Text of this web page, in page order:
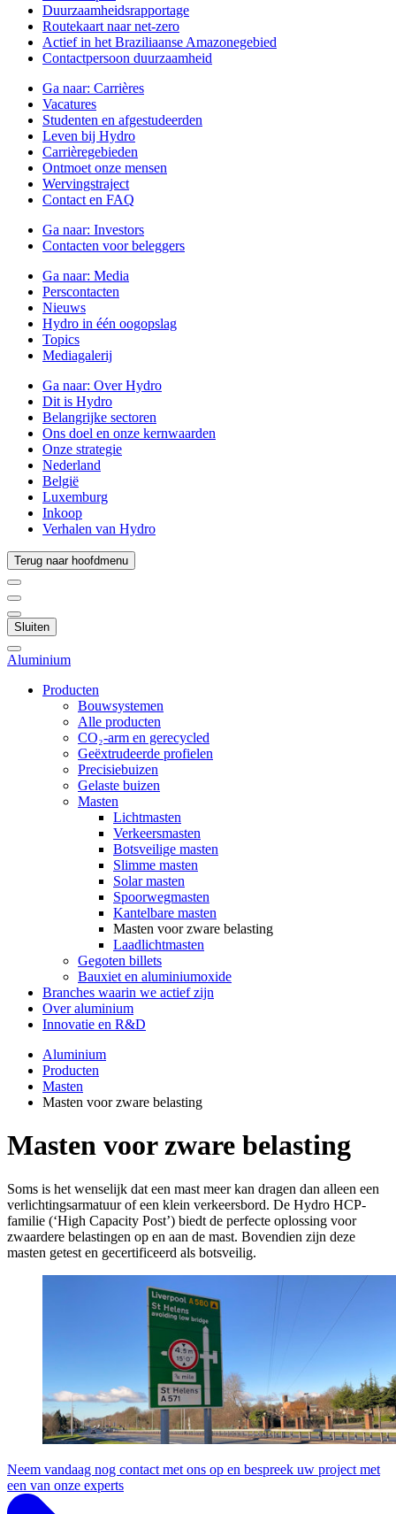
Duurzaamheidsrapportage
Routekaart naar net-zero
Actief in het Braziliaanse Amazonegebied
Contactpersoon duurzaamheid
Ga naar: Carrières
Vacatures
Studenten en afgestudeerden
Leven bij Hydro
Carrièregebieden
Ontmoet onze mensen
Wervingstraject
Contact en FAQ
Ga naar: Investors
Contacten voor beleggers
Ga naar: Media
Perscontacten
Nieuws
Hydro in één oogopslag
Topics
Mediagalerij
Ga naar: Over Hydro
Dit is Hydro
Belangrijke sectoren
Ons doel en onze kernwaarden
Onze strategie
Nederland
België
Luxemburg
Inkoop
Verhalen van Hydro
Terug naar hoofdmenu
Sluiten
Aluminium
Producten
Bouwsystemen
Alle producten
CO₂-arm en gerecycled
Geëxtrudeerde profielen
Precisiebuizen
Gelaste buizen
Masten
Lichtmasten
Verkeersmasten
Botsveilige masten
Slimme masten
Solar masten
Spoorwegmasten
Kantelbare masten
Masten voor zware belasting
Laadlichtmasten
Gegoten billets
Bauxiet en aluminiumoxide
Branches waarin we actief zijn
Over aluminium
Innovatie en R&D
Aluminium
Producten
Masten
Masten voor zware belasting
Masten voor zware belasting
Soms is het wenselijk dat een mast meer kan dragen dan alleen een
verlichtingsarmatuur of een klein verkeersbord. De Hydro HCP-
familie (‘High Capacity Post’) biedt de perfecte oplossing voor
zwaardere belastingen op en aan de mast. Bovendien zijn deze
masten getest en gecertificeerd als botsveilig.
Neem vandaag nog contact met ons op en bespreek uw project met
een van onze experts